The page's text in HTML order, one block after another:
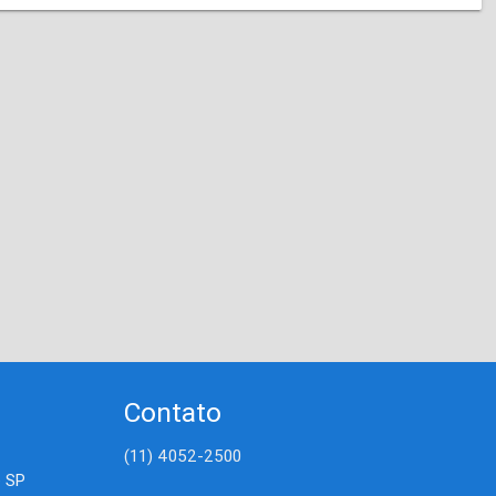
Contato
(11) 4052-2500